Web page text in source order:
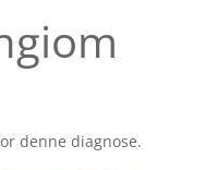
denne diagnose.